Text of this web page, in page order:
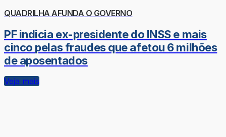
QUADRILHA AFUNDA O GOVERNO
PF indicia ex-presidente do INSS e mais
cinco pelas fraudes que afetou 6 milhões
de aposentados
Veja mais